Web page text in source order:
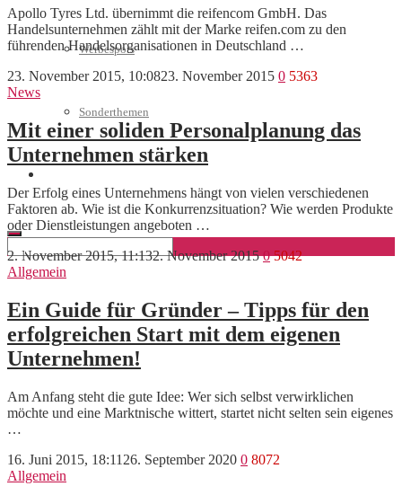
Werbespots
Sonderthemen
Apollo Tyres Ltd. übernimmt die reifencom GmbH. Das
Handelsunternehmen zählt mit der Marke reifen.com zu den
führenden Handelsorganisationen in Deutschland …
23. November 2015, 10:0823. November 2015 0 5363
News
Mit einer soliden Personalplanung das
Unternehmen stärken
Der Erfolg eines Unternehmens hängt von vielen verschiedenen
Faktoren ab. Wie ist die Konkurrenzsituation? Wie werden Produkte
oder Dienstleistungen angeboten …
2. November 2015, 11:132. November 2015 05042
Allgemein
Ein Guide für Gründer – Tipps für den
erfolgreichen Start mit dem eigenen
Unternehmen!
Am Anfang steht die gute Idee: Wer sich selbst verwirklichen
möchte und eine Marktnische wittert, startet nicht selten sein eigenes
…
16. Juni 2015, 18:11 26. September 2020 0 8072
Allgemein